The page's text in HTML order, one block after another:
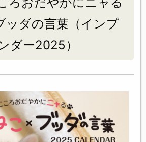
ッダの言葉（インプ
ダー2025）